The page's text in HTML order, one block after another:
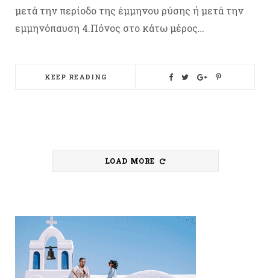
μετά την περίοδο της έμμηνου ρύσης ή μετά την
εμμηνόπαυση 4.Πόνος στο κάτω μέρος…
KEEP READING
LOAD MORE